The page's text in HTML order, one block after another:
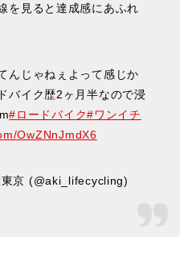
を見ると達成感にあふれ
んじゃねぇよって感じか
バイク歴2ヶ月半なので浸
#ロードバイク#ワンイチ
OwZNnJmdX6
京 (@aki_lifecycling)